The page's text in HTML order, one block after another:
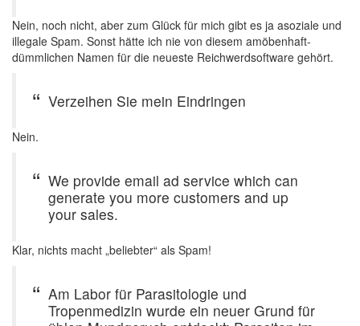
Nein, noch nicht, aber zum Glück für mich gibt es ja asoziale und
illegale Spam. Sonst hätte ich nie von diesem amöbenhaft-
dümmlichen Namen für die neueste Reichwerdsoftware gehört.
Verzeihen Sie mein Eindringen
Nein.
We provide email ad service which can
generate you more customers and up
your sales.
Klar, nichts macht „beliebter“ als Spam!
Am Labor für Parasitologie und
Tropenmedizin wurde ein neuer Grund für